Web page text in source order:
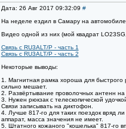
Дата: 26 Авг 2017 09:32:09 #
На неделе ездил в Самару на автомобиле.
Видео одной из них (мой квадрат
Связь с RU3ALT/P - часть 1
Связь с RU3ALT/P - часть 2
Некоторые выводы:
1. Магнитная рамка хороша для быстрого
сильно мешает.
2. Развёртывание проволочных антенн на
3. Нужен рюкзак с телескопической
Связи записывать на диктофон.
4. Лучше 817-го для таких поездок вряд
аппарат, масса значения не имеет.
5. Штатного кожаного "кошелька" 817-го